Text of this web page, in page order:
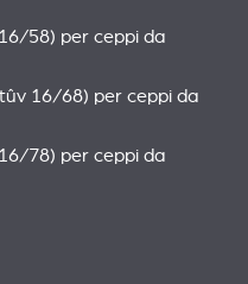
58) per ceppi da
16/68) per ceppi da
78) per ceppi da